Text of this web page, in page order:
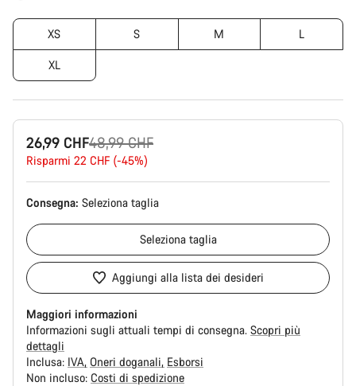
XS S M L
XL
26,99 CHF
Prezzo
originale
48,99 CHF
Risparmi 22 CHF (-45%)
Consegna: Seleziona taglia
Seleziona taglia
Aggiungi alla lista dei desideri
Maggiori informazioni
Informazioni sugli attuali tempi di consegna. Scopri più
dettagli
Inclusa: IVA Oneri doganali Esborsi
Non incluso: Costi di spedizione